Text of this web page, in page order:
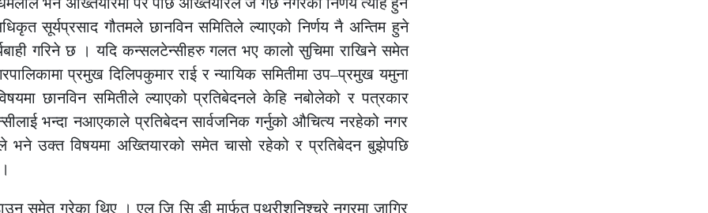
सूर्यप्रसाद गौतमले छानविन समितिले ल्याएको निर्णय नै अन्तिम हुने
गरिने छ । यदि कन्सलटेन्सीहरु गलत भए कालो सुचिमा राखिने समेत
प्रमुख दिलिपकुमार राई र न्यायिक समितीमा उप–प्रमुख यमुना
छानविन समितीले ल्याएको प्रतिबेदनले केहि नबोलेको र पत्रकार
भन्दा नआएकाले प्रतिबेदन सार्वजनिक गर्नुको औचित्य नरहेको नगर
भने उक्त विषयमा अख्तियारको समेत चासो रहेको र प्रतिबेदन बुझेपछि
समेत गरेका थिए । एल जि सि डी मार्फत पथरीशनिश्चरे नगरमा जागिर